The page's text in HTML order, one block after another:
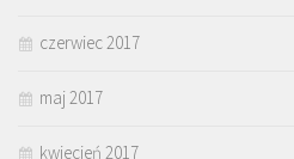
czerwiec 2017
maj 2017
kwiecień 2017